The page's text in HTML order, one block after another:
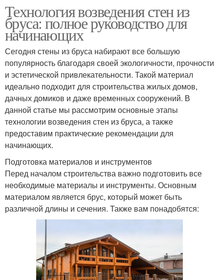
Технология возведения стен из
бруса: полное руководство для
начинающих
Сегодня стены из бруса набирают все большую
популярность благодаря своей экологичности, прочности
и эстетической привлекательности. Такой материал
идеально подходит для строительства жилых домов,
дачных домиков и даже временных сооружений. В
данной статье мы рассмотрим основные этапы
технологии возведения стен из бруса, а также
предоставим практические рекомендации для
начинающих.
Подготовка материалов и инструментов
Перед началом строительства важно подготовить все
необходимые материалы и инструменты. Основным
материалом является брус, который может быть
различной длины и сечения. Также вам понадобятся: